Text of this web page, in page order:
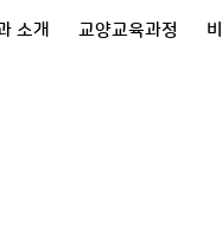
소개 교양교육과정